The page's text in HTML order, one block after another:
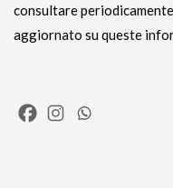
consultare
aggiornato su queste